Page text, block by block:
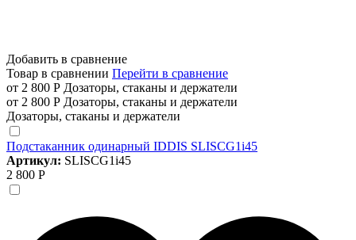
Добавить в сравнение
Товар в сравнении Перейти в сравнение
от 2 800 Р Дозаторы, стаканы и держатели
от 2 800 Р Дозаторы, стаканы и держатели
Дозаторы, стаканы и держатели
Подстаканник одинарный IDDIS SLISCG1i45
Артикул: SLISCG1i45
2 800 Р